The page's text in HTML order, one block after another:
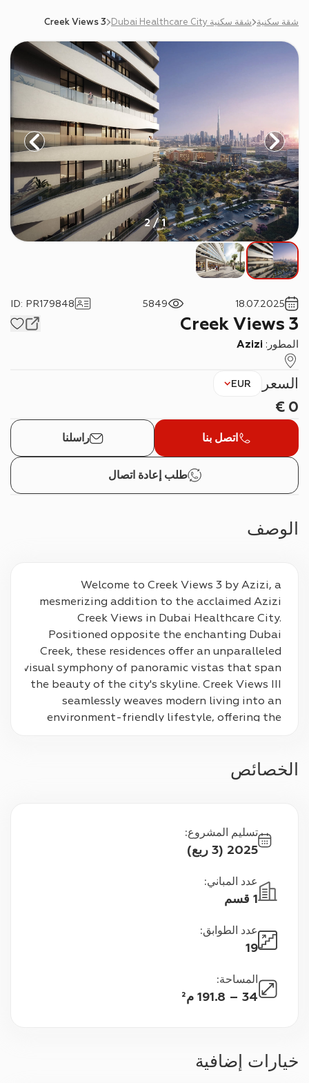
شقة سكنية شقة سكنية Dubai Healthcare City Creek Views 3
1 / 2
Creek Views 3
المطور: Azizi
18.07.2025
5849
ID: PR179848
السعر EUR
€ 0
اتصل بنا راسلنا
طلب إعادة اتصال
الوصف
Welcome to Creek Views 3 by Azizi, a
mesmerizing addition to the acclaimed Azizi
Creek Views in Dubai Healthcare City.
Positioned opposite the enchanting Dubai
Creek, these residences offer an unparalleled
visual symphony of panoramic vistas that span
the beauty of the city's skyline. Creek Views III
seamlessly weaves modern living into an
environment-friendly lifestyle, offering the
الخصائص
تسليم المشروع:
2025 (3 ربع)
عدد المباني:
1 قسم
عدد الطوابق:
19
المساحة:
34 – 191.8 م²
خيارات إضافية